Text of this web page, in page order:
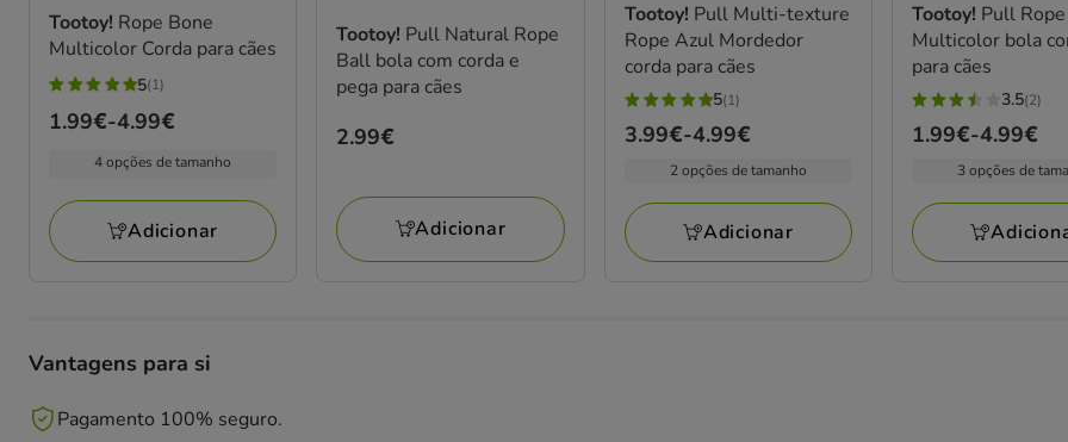
Tootoy! Rope Bone
Multicolor Corda para cães
5
estrelas
avaliações
5(1)
Preço
a
4.99€
1.99€-4.99€
4 opções de tamanho
Adicionar
Tootoy! Pull Natural Rope
Ball bola com corda e
pega para cães
Preço
2.99€
Adicionar
Tootoy! Pull Multi-texture
Rope Azul Mordedor
corda para cães
5
estrelas
avaliações
5(1)
Preço
a
4.99€
3.99€-4.99€
2 opções de tamanho
Adicionar
Tootoy! Pull
Multicolor bola
para cães
3.5
estrelas
avaliações
3.5(2)
Preço
a
4.99€
1.99€-4.99€
3 opções de
Vantagens para si
Pagamento 100% seguro.